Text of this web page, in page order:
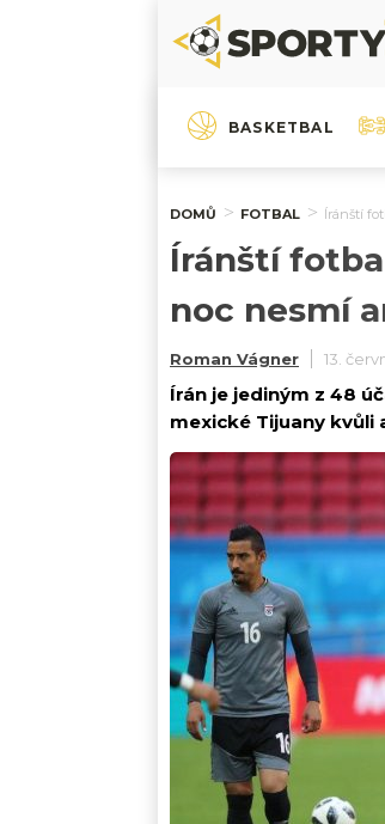
BASKETBAL
DOMŮ FOTBAL Íránští
Íránští
noc nesmí
Roman Vágner 13.
Írán je jediným z 48
mexické Tijuany